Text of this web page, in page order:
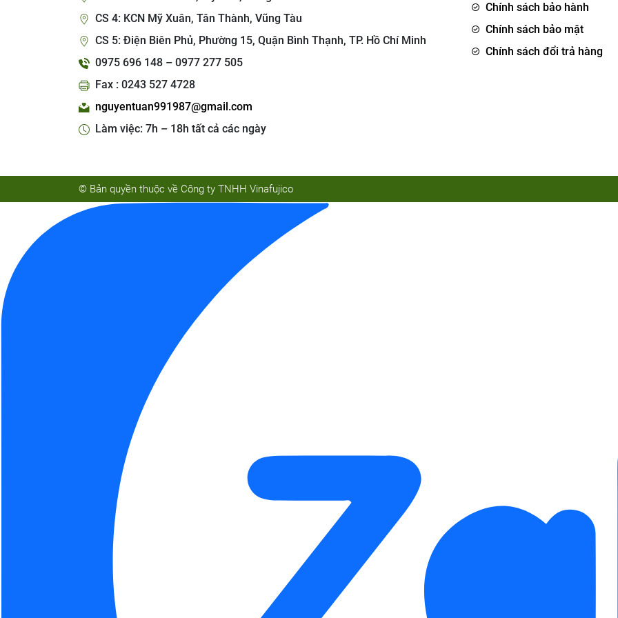
CS 4: KCN Mỹ Xuân, Tân Thành, Vũng Tàu
CS 5: Điện Biên Phủ, Phường 15, Quận Bình Thạnh, TP. Hồ Chí Minh
0975 696 148 – 0977 277 505
Fax : 0243 527 4728
nguyentuan991987@gmail.com
Làm việc: 7h – 18h tất cả các ngày
Chính sách bảo hành
Chính sách bảo mật
Chính sách đổi trả hàng
© Bản quyền thuộc về Công ty TNHH Vinafujico